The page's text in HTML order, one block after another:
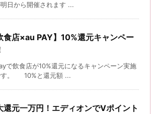
日から開催されます ...
食店×au PAY】10%還元キャンペー
で飲食店が10%還元になるキャンペーン実施
す。 10%と還元額 ...
還元一万円！エディオンでVポイント